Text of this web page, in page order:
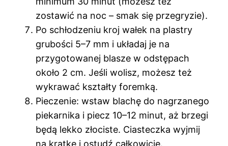
zostawić na noc – smak się przegryzie).
Po schłodzeniu kroj wałek na plastry
grubości 5–7 mm i układaj je na
przygotowanej blasze w odstępach
około 2 cm. Jeśli wolisz, możesz też
wykrawać kształty foremką.
Pieczenie: wstaw blachę do nagrzanego
piekarnika i piecz 10–12 minut, aż brzegi
będą lekko złociste. Ciasteczka wyjmij
na kratkę i ostudź całkowicie.